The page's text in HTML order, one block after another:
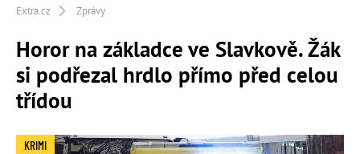
Extra.cz Zprávy
Horor na základce ve Slavkově. Žák
si podřezal hrdlo přímo před celou
třídou
KRIMI